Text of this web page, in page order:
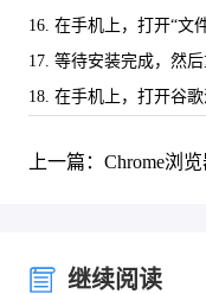
16. 在手机上，打开“文
17. 等待安装完成，然后
18. 在手机上，打开谷
上一篇：Chrome浏
继续阅读